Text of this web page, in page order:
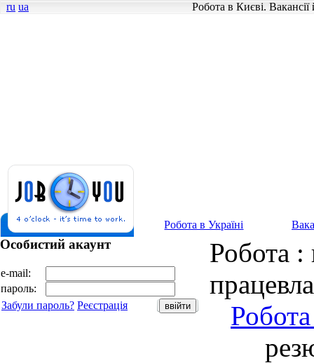
ru ua Робота в Києві.
Робота в Україні
Особистий акаунт
e-mail:
пароль:
Забули пароль? Реєстрація
Робота :